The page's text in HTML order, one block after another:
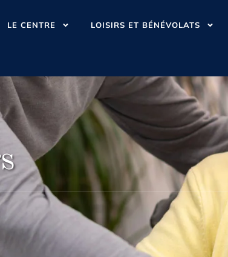
LE CENTRE LOISIRS ET BÉNÉVOLATS